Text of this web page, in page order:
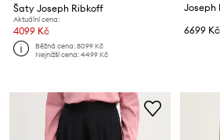
Šaty Joseph Ribkoff
Aktuální cena:
4099 Kč
Běžná cena:8099 Kč
Nejnižší cena:4499 Kč
6699 Kč